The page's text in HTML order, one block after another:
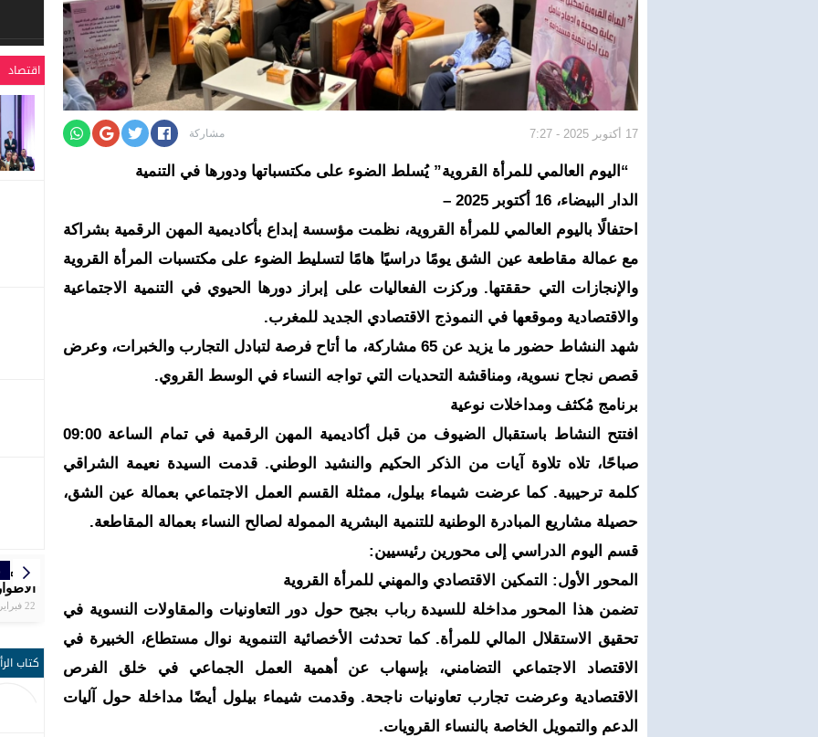
17 أكتوبر 2025 - 7:27 مشاركة
“اليوم العالمي للمرأة القروية” يُسلط الضوء على مكتسباتها ودورها في التنمية
الدار البيضاء، 16 أكتوبر 2025 –
احتفالًا باليوم العالمي للمرأة القروية، نظمت مؤسسة إبداع بأكاديمية المهن الرقمية بشراكة
مع عمالة مقاطعة عين الشق يومًا دراسيًا هامًا لتسليط الضوء على مكتسبات المرأة القروية
والإنجازات التي حققتها. وركزت الفعاليات على إبراز دورها الحيوي في التنمية الاجتماعية
والاقتصادية وموقعها في النموذج الاقتصادي الجديد للمغرب.
شهد النشاط حضور ما يزيد عن 65 مشاركة، ما أتاح فرصة لتبادل التجارب والخبرات، وعرض
قصص نجاح نسوية، ومناقشة التحديات التي تواجه النساء في الوسط القروي.
برنامج مُكثف ومداخلات نوعية
افتتح النشاط باستقبال الضيوف من قبل أكاديمية المهن الرقمية في تمام الساعة 09:00
صباحًا، تلاه تلاوة آيات من الذكر الحكيم والنشيد الوطني. قدمت السيدة نعيمة الشراقي
كلمة ترحيبية. كما عرضت شيماء بيلول، ممثلة القسم العمل الاجتماعي بعمالة عين الشق،
حصيلة مشاريع المبادرة الوطنية للتنمية البشرية الممولة لصالح النساء بعمالة المقاطعة.
قسم اليوم الدراسي إلى محورين رئيسيين:
المحور الأول: التمكين الاقتصادي والمهني للمرأة القروية
تضمن هذا المحور مداخلة للسيدة رباب بجيح حول دور التعاونيات والمقاولات النسوية في
تحقيق الاستقلال المالي للمرأة. كما تحدثت الأخصائية التنموية نوال مستطاع، الخبيرة في
الاقتصاد الاجتماعي التضامني، بإسهاب عن أهمية العمل الجماعي في خلق الفرص
الاقتصادية وعرضت تجارب تعاونيات ناجحة. وقدمت شيماء بيلول أيضًا مداخلة حول آليات
الدعم والتمويل الخاصة بالنساء القرويات.
اقتصاد
يوقّع
مجال
تنظم
22 فبراير | 19:25
دكار
بلاغ
الشق
كرة
التاسعة
كتاب